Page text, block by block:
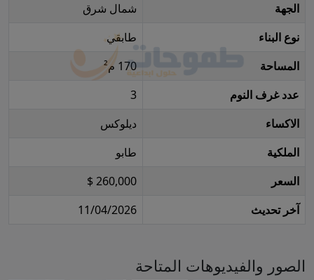
الجهة
شمال شرق
نوع البناء
طابقي
المساحة
170 م²
عدد غرف النوم
3
الاكساء
ديلوكس
الملكية
طابو
السعر
260,000 $
آخر تحديث
11/04/2026
الصور والفيديوهات المتاحة